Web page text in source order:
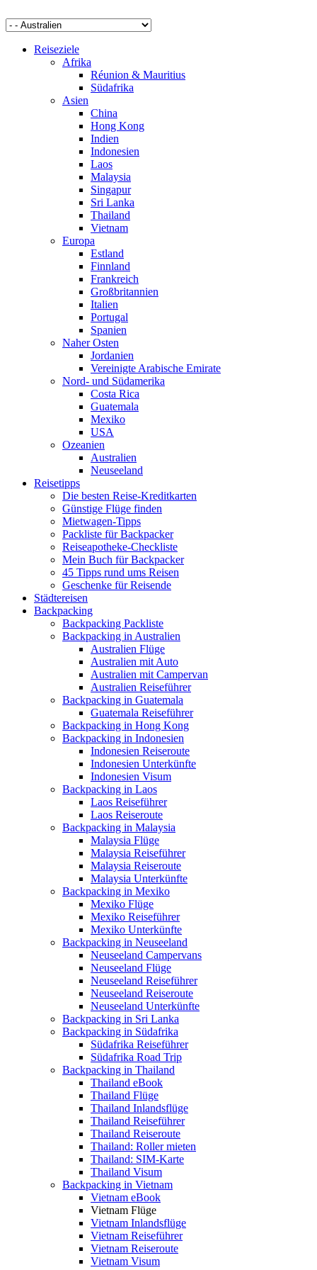
Reiseziele
Afrika
Réunion & Mauritius
Südafrika
Asien
China
Hong Kong
Indien
Indonesien
Laos
Malaysia
Singapur
Sri Lanka
Thailand
Vietnam
Europa
Estland
Finnland
Frankreich
Großbritannien
Italien
Portugal
Spanien
Naher Osten
Jordanien
Vereinigte Arabische Emirate
Nord- und Südamerika
Costa Rica
Guatemala
Mexiko
USA
Ozeanien
Australien
Neuseeland
Reisetipps
Die besten Reise-Kreditkarten
Günstige Flüge finden
Mietwagen-Tipps
Packliste für Backpacker
Reiseapotheke-Checkliste
Mein Buch für Backpacker
45 Tipps rund ums Reisen
Geschenke für Reisende
Städtereisen
Backpacking
Backpacking Packliste
Backpacking in Australien
Australien Flüge
Australien mit Auto
Australien mit Campervan
Australien Reiseführer
Backpacking in Guatemala
Guatemala Reiseführer
Backpacking in Hong Kong
Backpacking in Indonesien
Indonesien Reiseroute
Indonesien Unterkünfte
Indonesien Visum
Backpacking in Laos
Laos Reiseführer
Laos Reiseroute
Backpacking in Malaysia
Malaysia Flüge
Malaysia Reiseführer
Malaysia Reiseroute
Malaysia Unterkünfte
Backpacking in Mexiko
Mexiko Flüge
Mexiko Reiseführer
Mexiko Unterkünfte
Backpacking in Neuseeland
Neuseeland Campervans
Neuseeland Flüge
Neuseeland Reiseführer
Neuseeland Reiseroute
Neuseeland Unterkünfte
Backpacking in Sri Lanka
Backpacking in Südafrika
Südafrika Reiseführer
Südafrika Road Trip
Backpacking in Thailand
Thailand eBook
Thailand Flüge
Thailand Inlandsflüge
Thailand Reiseführer
Thailand Reiseroute
Thailand: Roller mieten
Thailand: SIM-Karte
Thailand Visum
Backpacking in Vietnam
Vietnam eBook
Vietnam Flüge
Vietnam Inlandsflüge
Vietnam Reiseführer
Vietnam Reiseroute
Vietnam Visum